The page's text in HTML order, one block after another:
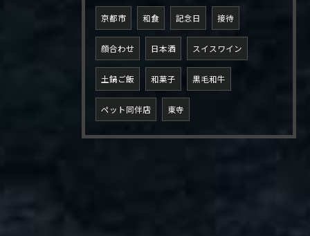
京都市 和食 記念日 接待
顔合わせ 日本酒 スイスワイン
土鍋ご飯 和菓子 黒毛和牛
ペット同伴店 東寺